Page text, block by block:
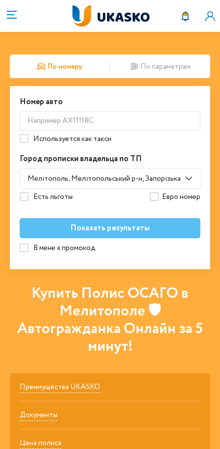
Купить Полис ОСАГО в
Мелитополе 🛡
Автогражданка Онлайн за 5
минут!
По номеру По параметрам
Номер авто
Используется как такси
Город прописки владельца по ТП
Мелітополь, Мелітопольський р-н, Запорізька обл.
Есть льготы
Евро номер
Показать результаты
В мене є промокод
Преимущества UKASKO
Документы
Цена полиса